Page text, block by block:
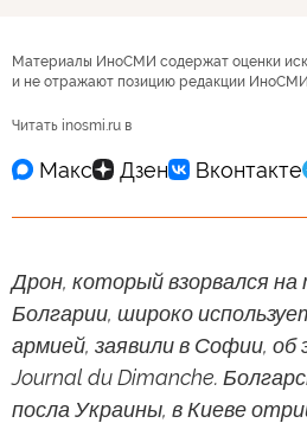
Материалы ИноСМИ содержат оценки
и не отражают позицию редакции ИноСМИ
Читать inosmi.ru в
Дрон, который взорвался
Болгарии, широко
армией, заявили в Софии,
Journal du Dimanche.
посла Украины, в Киеве